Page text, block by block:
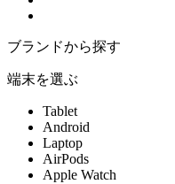
ブランドから探す
端末を選ぶ
Tablet
Android
Laptop
AirPods
Apple Watch